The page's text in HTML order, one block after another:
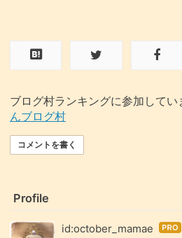
ブログ村ランキングに参加して
んブログ村
コメントを書く
Profile
id:october_mamae はて